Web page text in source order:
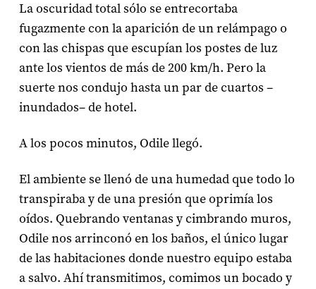
La oscuridad total sólo se entrecortaba
fugazmente con la aparición de un relámpago o
con las chispas que escupían los postes de luz
ante los vientos de más de 200 km/h. Pero la
suerte nos condujo hasta un par de cuartos –
inundados– de hotel.
A los pocos minutos, Odile llegó.
El ambiente se llenó de una humedad que todo lo
transpiraba y de una presión que oprimía los
oídos. Quebrando ventanas y cimbrando muros,
Odile nos arrinconó en los baños, el único lugar
de las habitaciones donde nuestro equipo estaba
a salvo. Ahí transmitimos, comimos un bocado y